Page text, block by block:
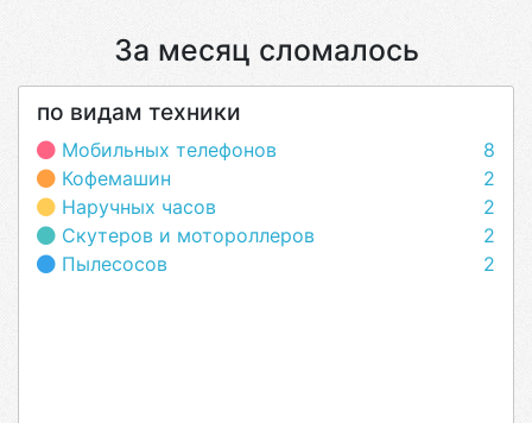
За месяц сломалось
по видам техники
Мобильных телефонов
8
Кофемашин
2
Наручных часов
2
Скутеров и мотороллеров
2
Пылесосов
2